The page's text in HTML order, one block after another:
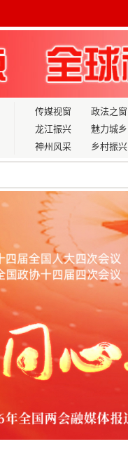
传媒视窗 政法之窗
龙江振兴
魅力城乡
神州风采
乡村振兴
高质量发展之路
从重庆市鸦地坝农业